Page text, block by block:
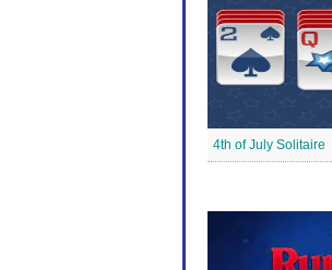
4th of July Solitaire